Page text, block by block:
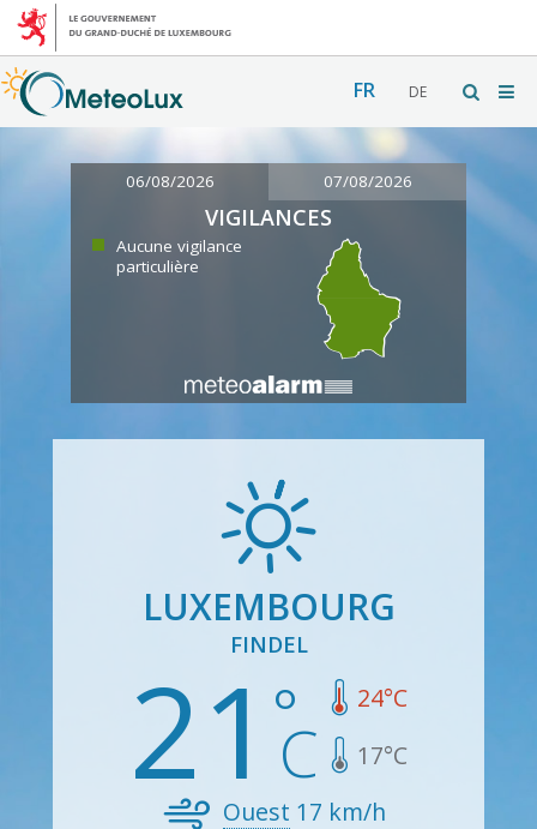
FR DE
06/08/2026 07/08/2026
VIGILANCES
Aucune vigilance
particulière
LUXEMBOURG
FINDEL
21 24°C
17°C
Ouest 17 km/h